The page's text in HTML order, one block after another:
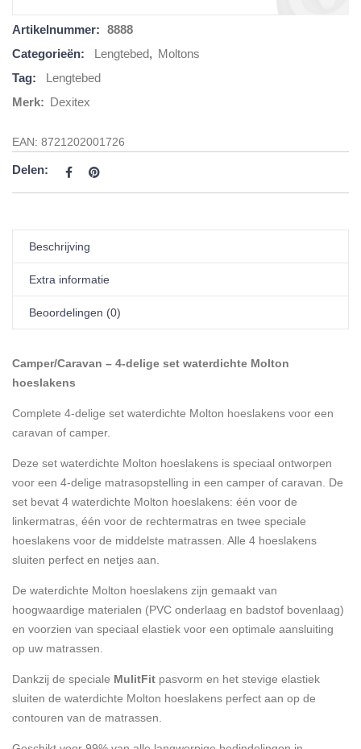
Artikelnummer: 8888
Categorieën:
Lengtebed, Moltons
Tag:
Lengtebed
Merk: Dexitex
EAN: 8721202001726
Delen:
Beschrijving
Extra informatie
Beoordelingen (0)
Camper/Caravan – 4-delige set waterdichte Molton
hoeslakens
Complete 4-delige set waterdichte Molton hoeslakens voor een
caravan of camper.
Deze set waterdichte Molton hoeslakens is speciaal ontworpen
voor een 4-delige matrasopstelling in een camper of caravan. De
set bevat 4 waterdichte Molton hoeslakens: één voor de
linkermatras, één voor de rechtermatras en twee speciale
hoeslakens voor de middelste matrassen. Alle 4 hoeslakens
sluiten perfect en netjes aan.
De waterdichte Molton hoeslakens zijn gemaakt van
hoogwaardige materialen (PVC onderlaag en badstof bovenlaag)
en voorzien van speciaal elastiek voor een optimale aansluiting
op uw matrassen.
Dankzij de speciale MulitFit pasvorm en het stevige elastiek
sluiten de waterdichte Molton hoeslakens perfect aan op de
contouren van de matrassen.